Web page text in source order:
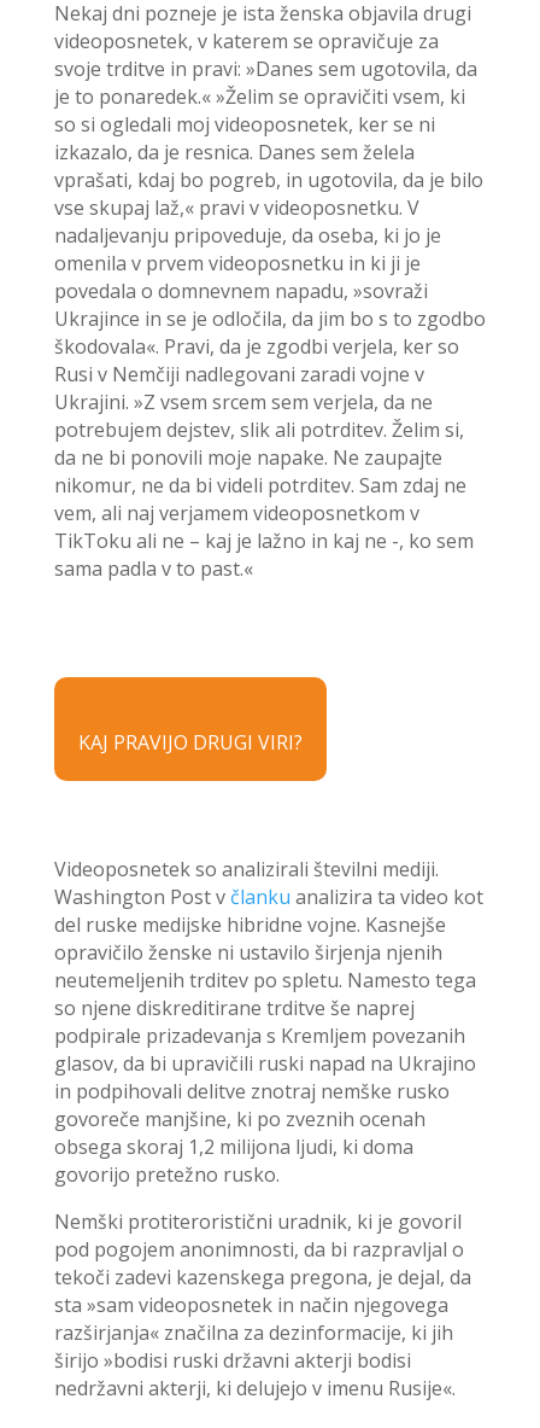
Nekaj dni pozneje je ista ženska objavila drugi
videoposnetek, v katerem se opravičuje za
svoje trditve in pravi: »Danes sem ugotovila, da
je to ponaredek.« »Želim se opravičiti vsem, ki
so si ogledali moj videoposnetek, ker se ni
izkazalo, da je resnica. Danes sem želela
vprašati, kdaj bo pogreb, in ugotovila, da je bilo
vse skupaj laž,« pravi v videoposnetku. V
nadaljevanju pripoveduje, da oseba, ki jo je
omenila v prvem videoposnetku in ki ji je
povedala o domnevnem napadu, »sovraži
Ukrajince in se je odločila, da jim bo s to zgodbo
škodovala«. Pravi, da je zgodbi verjela, ker so
Rusi v Nemčiji nadlegovani zaradi vojne v
Ukrajini. »Z vsem srcem sem verjela, da ne
potrebujem dejstev, slik ali potrditev. Želim si,
da ne bi ponovili moje napake. Ne zaupajte
nikomur, ne da bi videli potrditev. Sam zdaj ne
vem, ali naj verjamem videoposnetkom v
TikToku ali ne – kaj je lažno in kaj ne -, ko sem
sama padla v to past.«
KAJ PRAVIJO DRUGI VIRI?
Videoposnetek so analizirali številni mediji.
Washington Post v članku analizira ta video kot
del ruske medijske hibridne vojne. Kasnejše
opravičilo ženske ni ustavilo širjenja njenih
neutemeljenih trditev po spletu. Namesto tega
so njene diskreditirane trditve še naprej
podpirale prizadevanja s Kremljem povezanih
glasov, da bi upravičili ruski napad na Ukrajino
in podpihovali delitve znotraj nemške rusko
govoreče manjšine, ki po zveznih ocenah
obsega skoraj 1,2 milijona ljudi, ki doma
govorijo pretežno rusko.
Nemški protiteroristični uradnik, ki je govoril
pod pogojem anonimnosti, da bi razpravljal o
tekoči zadevi kazenskega pregona, je dejal, da
sta »sam videoposnetek in način njegovega
razširjanja« značilna za dezinformacije, ki jih
širijo »bodisi ruski državni akterji bodisi
nedržavni akterji, ki delujejo v imenu Rusije«.